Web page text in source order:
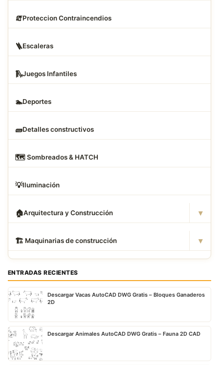
🧯Proteccion Contraincendios
🪜Escaleras
🛝Juegos Infantiles
🏊Deportes
🧱Detalles constructivos
🗺️ Sombreados & HATCH
💡Iluminación
🏠Arquitectura y Construcción ▾
🏗 ️ Maquinarias de construcción ▾
ENTRADAS RECIENTES
Descargar Vacas AutoCAD DWG Gratis – Bloques Ganaderos
2D
Descargar Animales AutoCAD DWG Gratis – Fauna 2D CAD